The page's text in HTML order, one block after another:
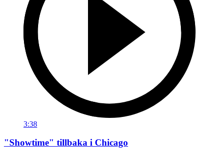
3:38
"Showtime" tillbaka i Chicago